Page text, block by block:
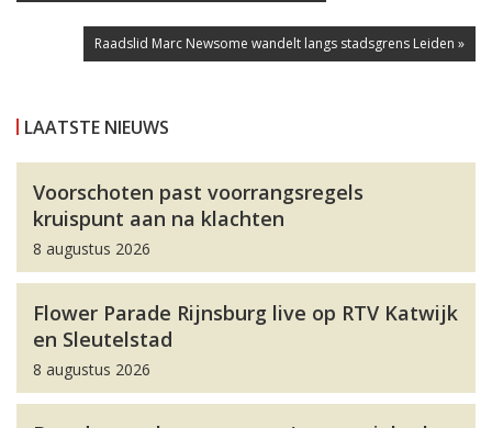
Raadslid Marc Newsome wandelt langs stadsgrens Leiden »
LAATSTE NIEUWS
Voorschoten past voorrangsregels
kruispunt aan na klachten
8 augustus 2026
Flower Parade Rijnsburg live op RTV Katwijk
en Sleutelstad
8 augustus 2026